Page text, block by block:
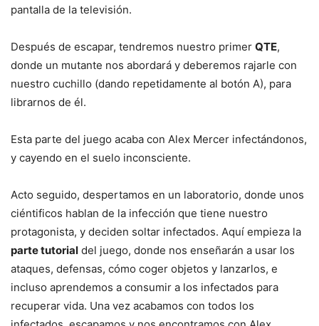
pantalla de la televisión.
Después de escapar, tendremos nuestro primer QTE,
donde un mutante nos abordará y deberemos rajarle con
nuestro cuchillo (dando repetidamente al botón A), para
librarnos de él.
Esta parte del juego acaba con Alex Mercer infectándonos,
y cayendo en el suelo inconsciente.
Acto seguido, despertamos en un laboratorio, donde unos
ciéntificos hablan de la infección que tiene nuestro
protagonista, y deciden soltar infectados. Aquí empieza la
parte tutorial del juego, donde nos enseñarán a usar los
ataques, defensas, cómo coger objetos y lanzarlos, e
incluso aprendemos a consumir a los infectados para
recuperar vida. Una vez acabamos con todos los